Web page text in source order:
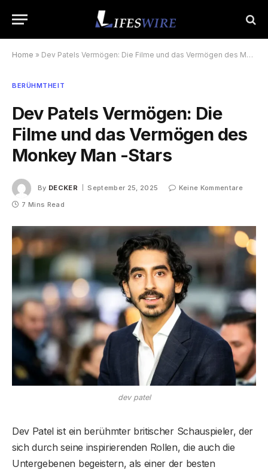
Home » Dev Patels Vermögen: Die Filme und das Vermögen des Monkey Man -Stars
BERÜHMTHEIT
Dev Patels Vermögen: Die
Filme und das Vermögen des
Monkey Man -Stars
By DECKER September 25, 2025
Keine Kommentare
7 Mins Read
dev patel
Dev Patel ist ein berühmter britischer Schauspieler, der
sich durch seine inspirierenden Rollen, die auch die
Untergebenen begeistern, als einer der besten